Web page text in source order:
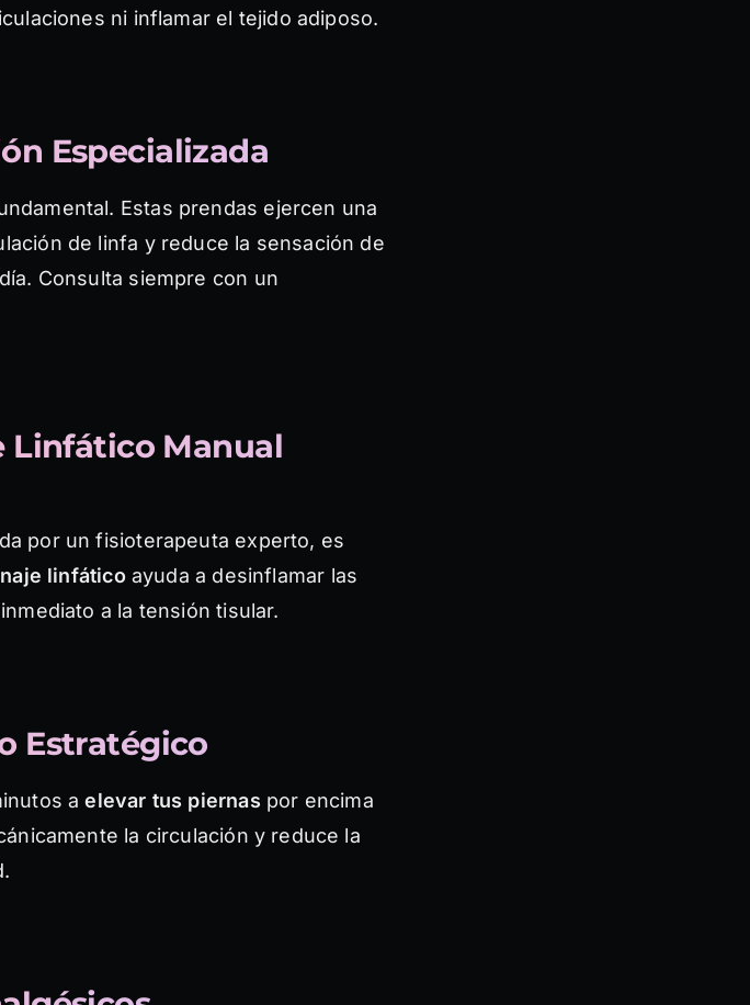
ni inflamar el tejido adiposo.
Especializada
Estas prendas ejercen una
de linfa y reduce la sensación de
Consulta siempre con un
Linfático Manual
por un fisioterapeuta experto, es
linfáticoayuda a desinflamar las
a la tensión tisular.
Estratégico
aelevar tus piernas por encima
la circulación y reduce la